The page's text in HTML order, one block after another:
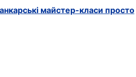
майстер-класи просто